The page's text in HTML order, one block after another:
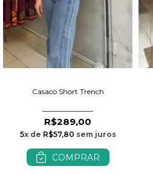
Casaco Short Trench
R$289,00
5x de R$57,80 sem juros
COMPRAR